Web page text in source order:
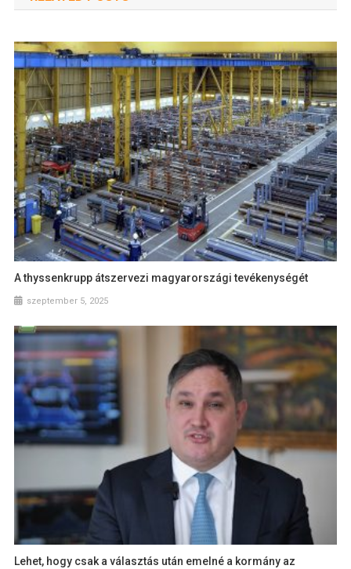
A thyssenkrupp átszervezi magyarországi tevékenységét
szeptember 5, 2025
Lehet, hogy csak a választás után emelné a kormány az